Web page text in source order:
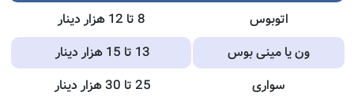
اتوبوس
8 تا 12 هزار دینار
ون یا مینی بوس
13 تا 15 هزار دینار
سواری
25 تا 30 هزار دینار